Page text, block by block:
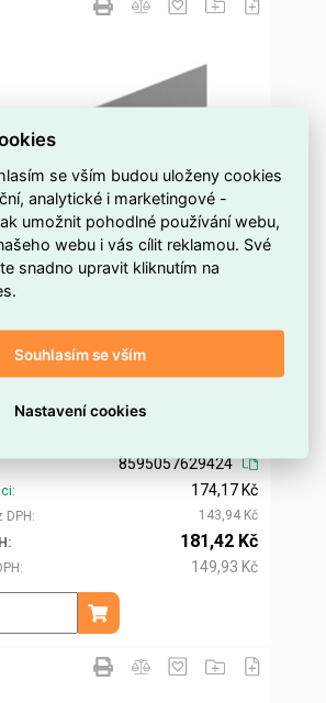
více než 120 m
8595057629424
174,17 Kč
143,94 Kč
181,42 Kč
149,93 Kč
m
Přidat do košíku
se vším budou uloženy cookies
analytické i marketingové -
umožnit pohodlné používání webu,
webu i vás cílit reklamou. Své
snadno upravit kliknutím na
Souhlasím se vším
Nastavení cookies